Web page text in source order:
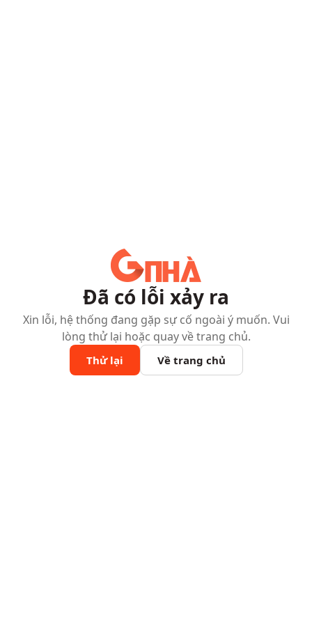
Đã có lỗi xảy ra
Xin lỗi, hệ thống đang gặp sự cố ngoài ý muốn. Vui
lòng thử lại hoặc quay về trang chủ.
Thử lại Về trang chủ